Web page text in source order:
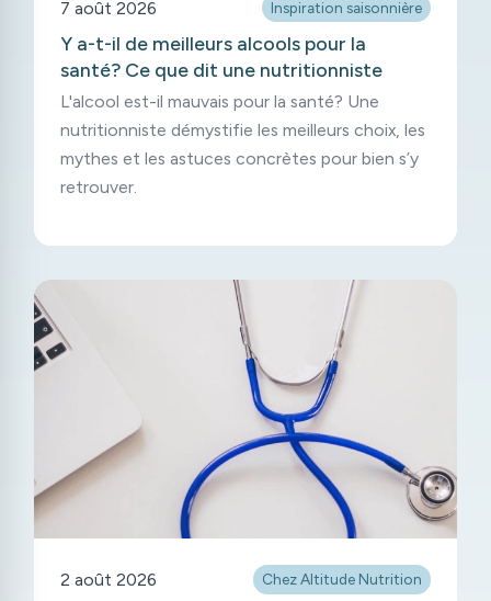
7 août 2026 Inspiration saisonnière
Y a-t-il de meilleurs alcools pour la
santé? Ce que dit une nutritionniste
L'alcool est-il mauvais pour la santé? Une
nutritionniste démystifie les meilleurs choix, les
mythes et les astuces concrètes pour bien s’y
retrouver.
2 août 2026 Chez Altitude Nutrition